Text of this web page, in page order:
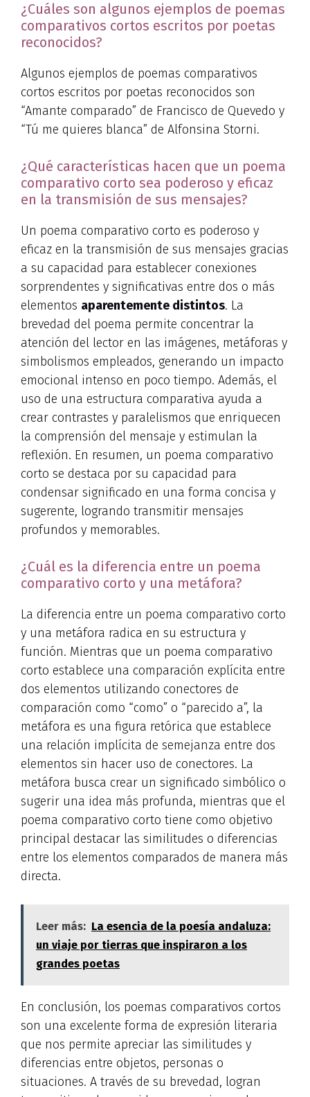
¿Cuáles son algunos ejemplos de poemas
comparativos cortos escritos por poetas
reconocidos?
Algunos ejemplos de poemas comparativos
cortos escritos por poetas reconocidos son
“Amante comparado” de Francisco de Quevedo y
“Tú me quieres blanca” de Alfonsina Storni.
¿Qué características hacen que un poema
comparativo corto sea poderoso y eficaz
en la transmisión de sus mensajes?
Un poema comparativo corto es poderoso y
eficaz en la transmisión de sus mensajes gracias
a su capacidad para establecer conexiones
sorprendentes y significativas entre dos o más
elementos aparentemente distintos. La
brevedad del poema permite concentrar la
atención del lector en las imágenes, metáforas y
simbolismos empleados, generando un impacto
emocional intenso en poco tiempo. Además, el
uso de una estructura comparativa ayuda a
crear contrastes y paralelismos que enriquecen
la comprensión del mensaje y estimulan la
reflexión. En resumen, un poema comparativo
corto se destaca por su capacidad para
condensar significado en una forma concisa y
sugerente, logrando transmitir mensajes
profundos y memorables.
¿Cuál es la diferencia entre un poema
comparativo corto y una metáfora?
La diferencia entre un poema comparativo corto
y una metáfora radica en su estructura y
función. Mientras que un poema comparativo
corto establece una comparación explícita entre
dos elementos utilizando conectores de
comparación como “como” o “parecido a”, la
metáfora es una figura retórica que establece
una relación implícita de semejanza entre dos
elementos sin hacer uso de conectores. La
metáfora busca crear un significado simbólico o
sugerir una idea más profunda, mientras que el
poema comparativo corto tiene como objetivo
principal destacar las similitudes o diferencias
entre los elementos comparados de manera más
directa.
Leer más: La esencia de la poesía andaluza:
un viaje por tierras que inspiraron a los
grandes poetas
En conclusión, los poemas comparativos cortos
son una excelente forma de expresión literaria
que nos permite apreciar las similitudes y
diferencias entre objetos, personas o
situaciones. A través de su brevedad, logran